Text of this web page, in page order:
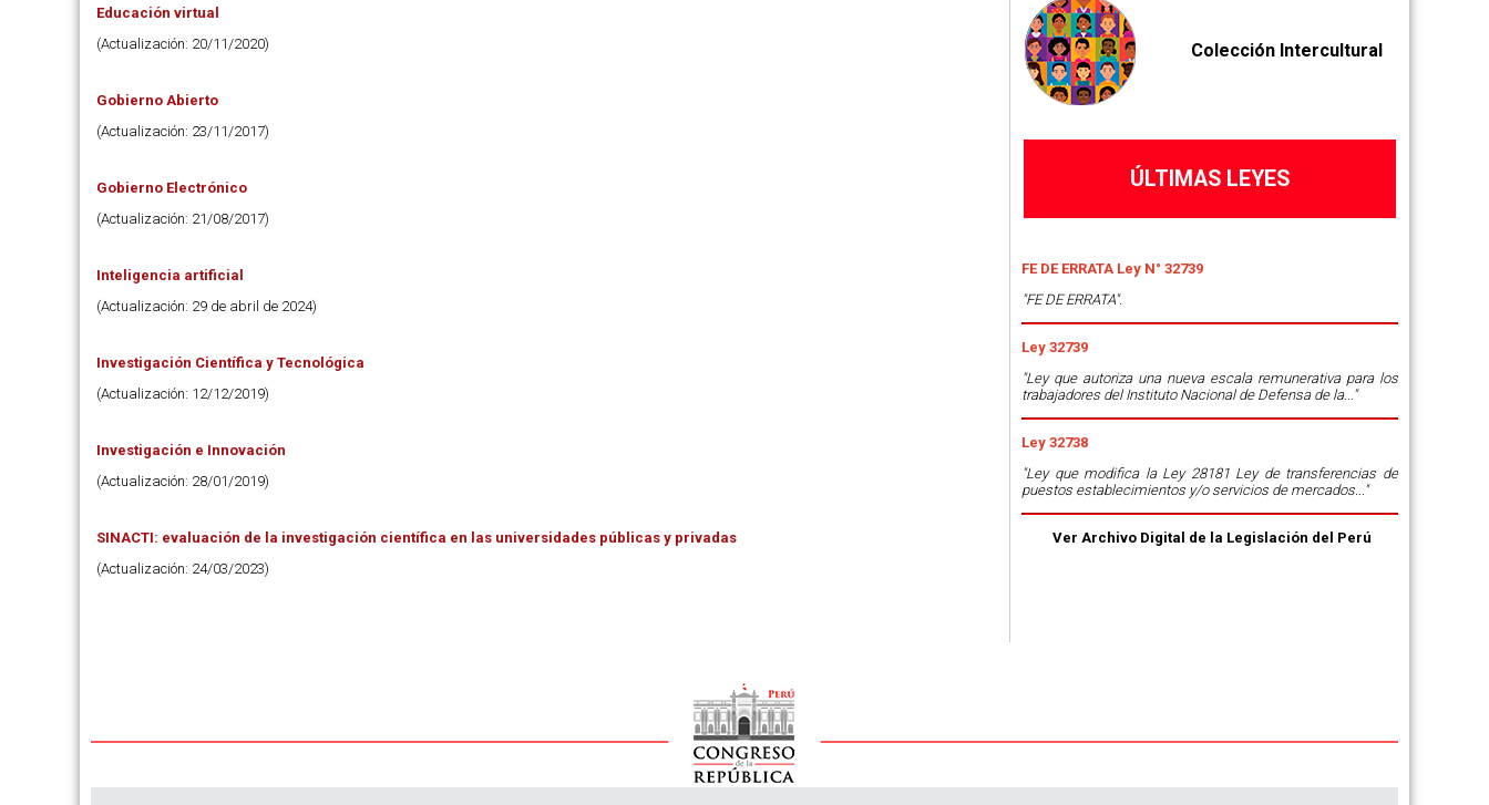
Educación virtual
(Actualización: 20/11/2020)
Gobierno Abierto
(Actualización: 23/11/2017)
Gobierno Electrónico
(Actualización: 21/08/2017)
Inteligencia artificial
(Actualización: 29 de abril de 2024)
Investigación Científica y Tecnológica
(Actualización: 12/12/2019)
Investigación e Innovación
(Actualización: 28/01/2019)
SINACTI: evaluación de la investigación científica en las universidades públicas y privadas
(Actualización: 24/03/2023)
Colección Intercultural
ÚLTIMAS LEYES
FE DE ERRATA Ley N° 32739
"FE DE ERRATA".
Ley 32739
"Ley que autoriza una nueva escala remunerativa para los
trabajadores del Instituto Nacional de Defensa de la..."
Ley 32738
"Ley que modifica la Ley 28181 Ley de transferencias de
puestos establecimientos y/o servicios de mercados..."
Ver Archivo Digital de la Legislación del Perú